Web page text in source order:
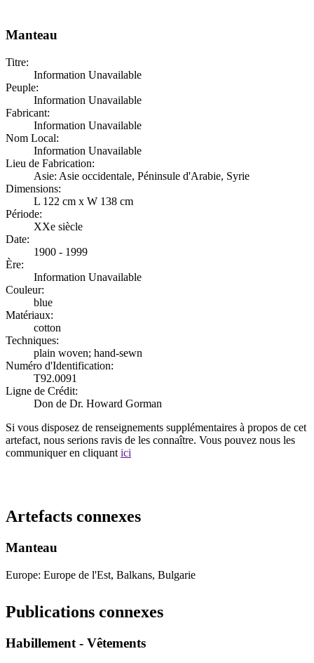
Manteau
Titre:
Information Unavailable
Peuple:
Information Unavailable
Fabricant:
Information Unavailable
Nom Local:
Information Unavailable
Lieu de Fabrication:
Asie: Asie occidentale, Péninsule d'Arabie, Syrie
Dimensions:
L 122 cm x W 138 cm
Période:
XXe siècle
Date:
1900 - 1999
Ère:
Information Unavailable
Couleur:
blue
Matériaux:
cotton
Techniques:
plain woven; hand-sewn
Numéro d'Identification:
T92.0091
Ligne de Crédit:
Don de Dr. Howard Gorman
Si vous disposez de renseignements supplémentaires à propos de cet
artefact, nous serions ravis de les connaître. Vous pouvez nous les
communiquer en cliquant ici
Artefacts connexes
Manteau
Europe: Europe de l'Est, Balkans, Bulgarie
Publications connexes
Habillement - Vêtements